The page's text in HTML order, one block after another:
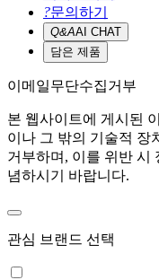
?문의하기
Q&AAI CHAT
담은 제품
이메일무단수집거부
본 웹사이트에 게시된
이나 그 밖의 기술적 장
거부하며, 이를 위반 시
념하시기 바랍니다.
관심 브랜드 선택